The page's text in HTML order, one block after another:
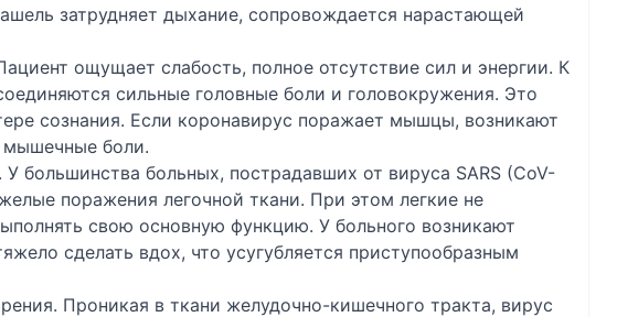
затрудняет дыхание, сопровождается нарастающей
ощущает слабость, полное отсутствие сил и энергии. К
сильные головные боли и головокружения. Это
сознания. Если коронавирус поражает мышцы, возникают
мышечные боли.
У большинства больных, пострадавших от вируса SARS (CoV-
поражения легочной ткани. При этом легкие не
свою основную функцию. У больного возникают
сделать вдох, что усугубляется приступообразным
Проникая в ткани желудочно-кишечного тракта, вирус